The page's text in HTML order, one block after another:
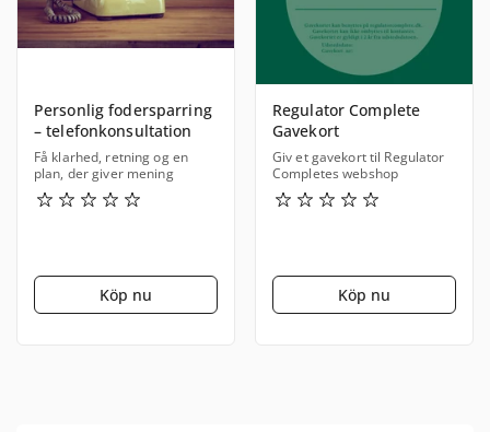
Personlig fodersparring
– telefonkonsultation
Få klarhed, retning og en
plan, der giver mening
Köp nu
Regulator Complete
Gavekort
Giv et gavekort til Regulator
Completes webshop
Köp nu